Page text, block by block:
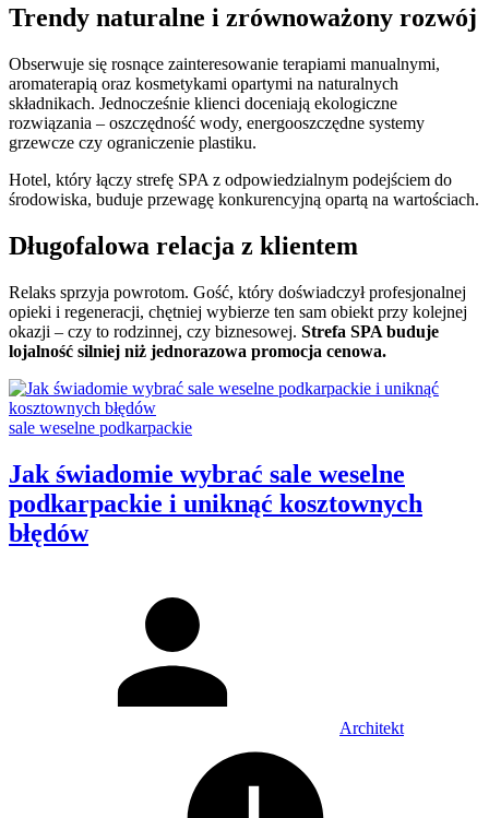
Trendy naturalne i zrównoważony rozwój
Obserwuje się rosnące zainteresowanie terapiami manualnymi,
aromaterapią oraz kosmetykami opartymi na naturalnych
składnikach. Jednocześnie klienci doceniają ekologiczne
rozwiązania – oszczędność wody, energooszczędne systemy
grzewcze czy ograniczenie plastiku.
Hotel, który łączy strefę SPA z odpowiedzialnym podejściem do
środowiska, buduje przewagę konkurencyjną opartą na wartościach.
Długofalowa relacja z klientem
Relaks sprzyja powrotom. Gość, który doświadczył profesjonalnej
opieki i regeneracji, chętniej wybierze ten sam obiekt przy kolejnej
okazji – czy to rodzinnej, czy biznesowej. Strefa SPA buduje
lojalność silniej niż jednorazowa promocja cenowa.
Categories:
sale weselne podkarpackie
Jak świadomie wybrać sale weselne
podkarpackie i uniknąć kosztownych
błędów
Architekt